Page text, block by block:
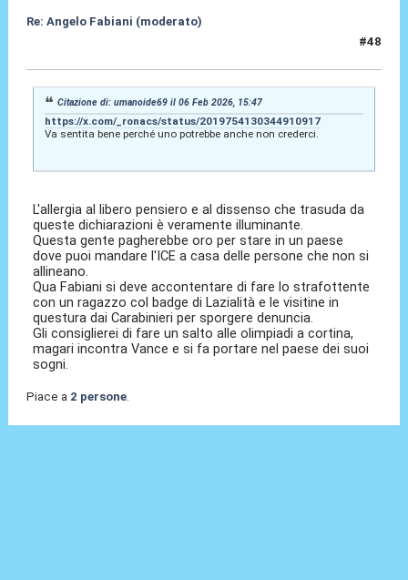
Re: Angelo Fabiani (moderato)
#48
Citazione di: umanoide69 il 06 Feb 2026, 15:47
https://x.com/_ronacs/status/2019754130344910917
Va sentita bene perché uno potrebbe anche non crederci.
L'allergia al libero pensiero e al dissenso che trasuda da
queste dichiarazioni è veramente illuminante.
Questa gente pagherebbe oro per stare in un paese
dove puoi mandare l'ICE a casa delle persone che non si
allineano.
Qua Fabiani si deve accontentare di fare lo strafottente
con un ragazzo col badge di Lazialità e le visitine in
questura dai Carabinieri per sporgere denuncia.
Gli consiglierei di fare un salto alle olimpiadi a cortina,
magari incontra Vance e si fa portare nel paese dei suoi
sogni.
Piace a 2 persone.